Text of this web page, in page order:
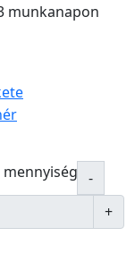
munkanapon